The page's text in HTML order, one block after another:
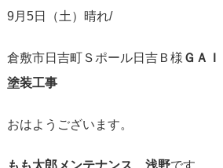
9月5日（土）晴れ/
倉敷市日吉町Ｓポール日吉Ｂ様 ＧＡ
塗装工事
おはようございます。